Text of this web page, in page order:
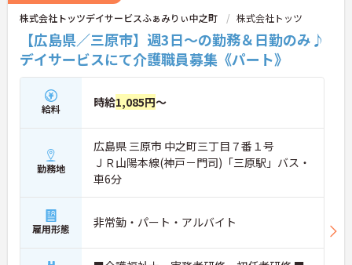
株式会社トッツデイサービスふぁみりぃ中之町 株式会社トッツ
【広島県／三原市】週3日～の勤務＆日勤のみ♪
デイサービスにて介護職員募集《パート》
給料 時給1,085円～
勤務地
広島県 三原市 中之町三丁目７番１号
ＪＲ山陽本線(神戸－門司)「三原駅」バス・
車6分
雇用形態 非常勤・パート・アルバイト